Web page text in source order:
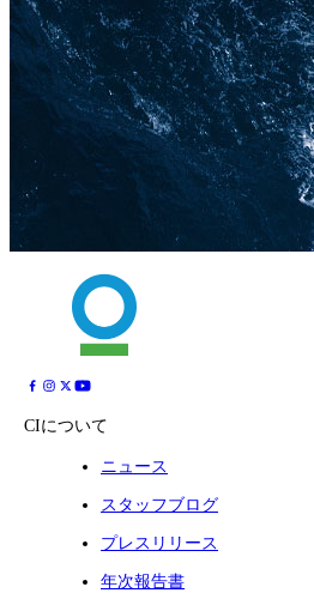
CIについて
ニュース
スタッフブログ
プレスリリース
年次報告書